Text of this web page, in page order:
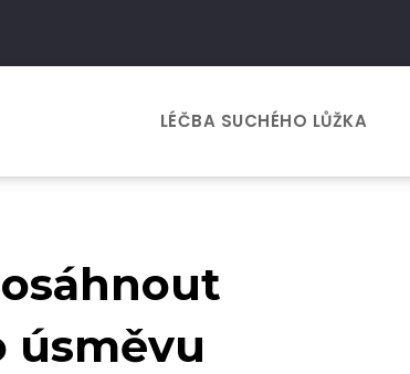
LÉČBA SUCHÉHO LŮŽKA
úsměvu